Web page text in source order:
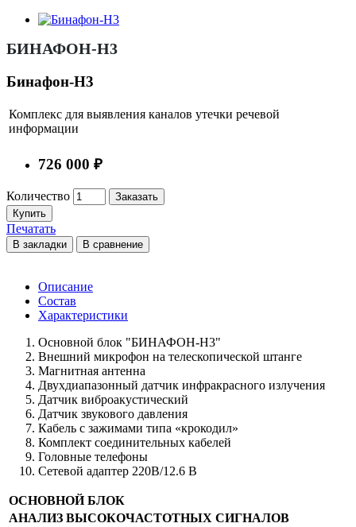
БИНАФОН-Н3
Бинафон-Н3
Комплекс для выявления каналов утечки речевой
информации
726 000 ₽
Количество
Заказать
Купить
Печатать
В закладки В сравнение
Описание
Состав
Характеристики
Основной блок "БИНАФОН-Н3"
Внешний микрофон на телескопической штанге
Магнитная антенна
Двухдиапазонный датчик инфракрасного излучения
Датчик виброакустический
Датчик звукового давления
Кабель с зажимами типа «крокодил»
Комплект соединительных кабелей
Головные телефоны
Сетевой адаптер 220В/12.6 В
ОСНОВНОЙ БЛОК
АНАЛИЗ ВЫСОКОЧАСТОТНЫХ СИГНАЛОВ